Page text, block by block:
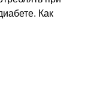
Как